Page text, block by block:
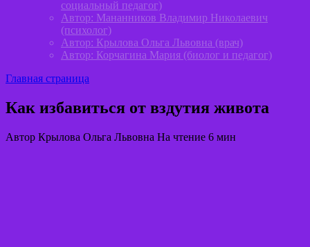
социальный педагог)
Автор: Мананников Владимир Николаевич
(психолог)
Автор: Крылова Ольга Львовна (врач)
Автор: Корчагина Мария (биолог и педагог)
Главная страница
Как избавиться от вздутия живота
Автор Крылова Ольга Львовна На чтение 6 мин